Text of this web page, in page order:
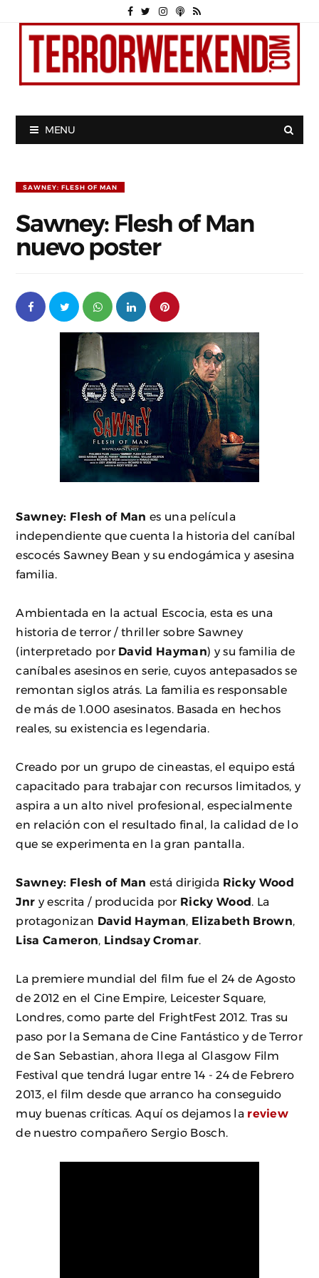
MENU
SAWNEY: FLESH OF MAN
Sawney: Flesh of Man
nuevo poster
Sawney: Flesh of Man es una película
independiente que cuenta la historia del caníbal
escocés Sawney Bean y su endogámica y asesina
familia.
Ambientada en la actual Escocia, esta es una
historia de terror / thriller sobre Sawney
(interpretado por David Hayman) y su familia de
caníbales asesinos en serie, cuyos antepasados se
remontan siglos atrás. La familia es responsable
de más de 1.000 asesinatos. Basada en hechos
reales, su existencia es legendaria.
Creado por un grupo de cineastas, el equipo está
capacitado para trabajar con recursos limitados, y
aspira a un alto nivel profesional, especialmente
en relación con el resultado final, la calidad de lo
que se experimenta en la gran pantalla.
Sawney: Flesh of Man está dirigida Ricky Wood
Jnr y escrita / producida por Ricky Wood
. La
protagonizan David Hayman Elizabeth Brown
Lisa Cameron
Lindsay Cromar
La premiere mundial del film fue el 24 de Agosto
de 2012 en el Cine Empire, Leicester Square,
Londres, como parte del FrightFest 2012. Tras su
paso por la Semana de Cine Fantástico y de Terror
de San Sebastian, ahora llega al Glasgow Film
Festival que tendrá lugar entre 14 - 24 de Febrero
2013, el film desde que arranco ha conseguido
muy buenas críticas. Aquí os dejamos la review
de nuestro compañero Sergio Bosch.